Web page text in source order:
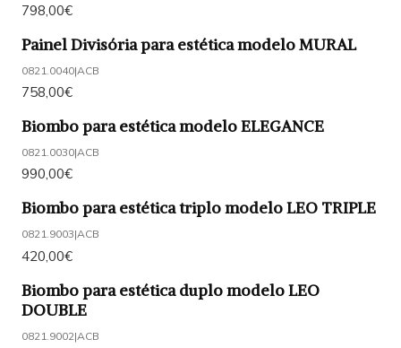
798,00€
Painel Divisória para estética modelo MURAL
0821.0040|ACB
758,00€
Biombo para estética modelo ELEGANCE
0821.0030|ACB
990,00€
Biombo para estética triplo modelo LEO TRIPLE
0821.9003|ACB
420,00€
Biombo para estética duplo modelo LEO
DOUBLE
0821.9002|ACB